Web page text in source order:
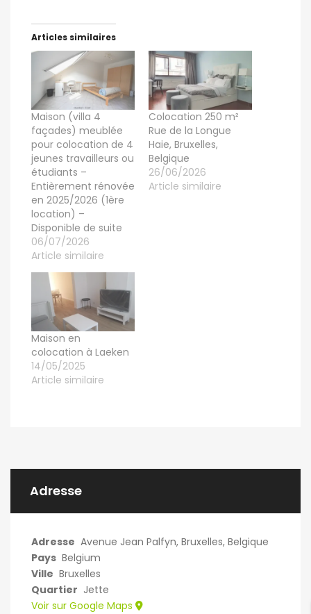
Articles similaires
Maison (villa 4
façades) meublée
pour colocation de 4
jeunes travailleurs ou
étudiants –
Entièrement rénovée
en 2025/2026 (1ère
location) –
Disponible de suite
06/07/2026
Article similaire
Colocation 250 m²
Rue de la Longue
Haie, Bruxelles,
Belgique
26/06/2026
Article similaire
Maison en
colocation à Laeken
14/05/2025
Article similaire
Adresse
Adresse Avenue Jean Palfyn, Bruxelles, Belgique
Pays Belgium
Ville Bruxelles
Quartier Jette
Voir sur Google Maps